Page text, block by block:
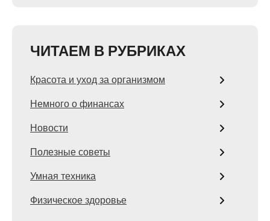
ЧИТАЕМ В РУБРИКАХ
Красота и уход за организмом
Немного о финансах
Новости
Полезные советы
Умная техника
Физическое здоровье